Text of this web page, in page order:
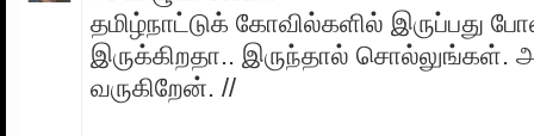
தமிழ்நாட்டுக் கோவில்களில் இருப்பது
இருக்கிறதா.. இருந்தால் சொல்லுங்கள்.
வருகிறேன். //